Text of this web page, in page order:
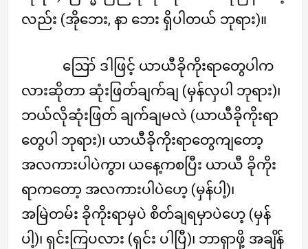
လည်း (အိုဘေး, နာ ဘေး ရှိပါတယ် ဘုရား)။
ဪ ဒါဖြင့် ယာယီခိုကိုးရာတွေပါက
လားဆိုတာ ဆုံးဖြတ်ချက်ချ (မှန်လှပါ ဘုရား)၊
ဘယ်လိုဆုံးဖြတ် ချက်ချမလဲ (ယာယီခိုကိုးရာ
တွေပါ ဘုရား)၊ ယာယီခိုကိုးရာတွေကျတော့
အလကားပါပဲကွာ၊ ယနေ့ကစပြီး ယာယီ ခိုကိုး
ရာကတော့ အလကားပါပဲဟေ့ (မှန်ပါ့)၊
အမြဲတမ်း ခိုကိုးရာမှပဲ စိတ်ချရမှာပဲဟေ့ (မှန်
ပါ့)၊ ရှင်းကြပလား (ရှင်း ပါပြီ)၊ ဘာရှာဖို့ အချိန်